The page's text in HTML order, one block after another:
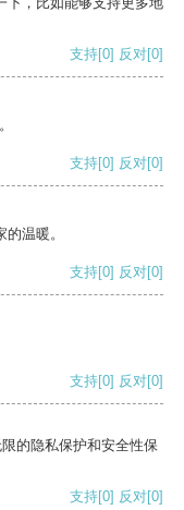
支持[0] 反对[0]
支持[0] 反对[0]
温暖。
支持[0] 反对[0]
支持[0] 反对[0]
的隐私保护和安全性保
支持[0] 反对[0]